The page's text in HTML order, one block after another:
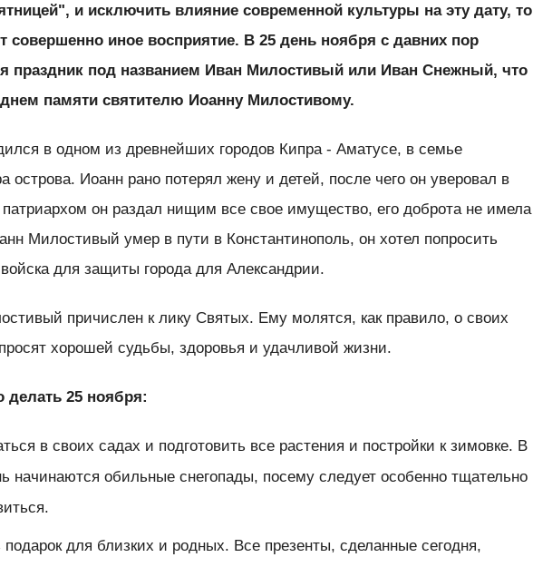
и исключить влияние современной культуры на эту дату, то
совершенно иное восприятие. В 25 день ноября с давних пор
праздник под названием Иван Милостивый или Иван Снежный, что
днем памяти святителю Иоанну Милостивому.
в одном из древнейших городов Кипра - Аматусе, в семье
острова. Иоанн рано потерял жену и детей, после чего он уверовал в
патриархом он раздал нищим все свое имущество, его доброта не имела
Милостивый умер в пути в Константинополь, он хотел попросить
для защиты города для Александрии.
причислен к лику Святых. Ему молятся, как правило, о своих
хорошей судьбы, здоровья и удачливой жизни.
делать 25 ноября:
в своих садах и подготовить все растения и постройки к зимовке. В
начинаются обильные снегопады, посему следует особенно тщательно
подарок для близких и родных. Все презенты, сделанные сегодня,